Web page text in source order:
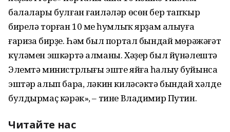
балалары булған ғаиләләр өсөн бер тапҡыр
бирелә торған 10 мең һумлыҡ ярҙам алыуға
ғариза бирҙе. Һәм был портал бындай мөрәжәғәт
күләмен эшкәртә алманы. Хәҙер был йүнәлештә
Элемтә министрлығы эште яйға һалыу буйынса
эштәр алып бара, ләкин киләсәктә бындай хәлде
булдырмаҫ кәрәк», – тине Владимир Путин.
Читайте нас